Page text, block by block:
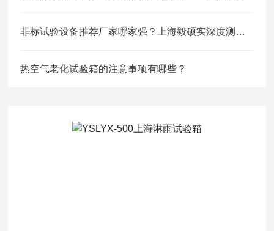
非标试验设备推荐厂家哪家强？上海毅硕实深度测评与选型指南
热空气老化试验箱的注意事项有哪些？